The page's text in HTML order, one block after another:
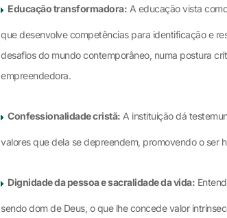
Educação transformadora: A educação vista
que desenvolve competências para identificação e
desafios do mundo contemporâneo, numa postura
empreendedora.
Confessionalidade cristã: A instituição dá
valores que dela se depreendem, promovendo o ser
Dignidade da pessoa e sacralidade da vida:
sendo dom de Deus, o que lhe concede valor